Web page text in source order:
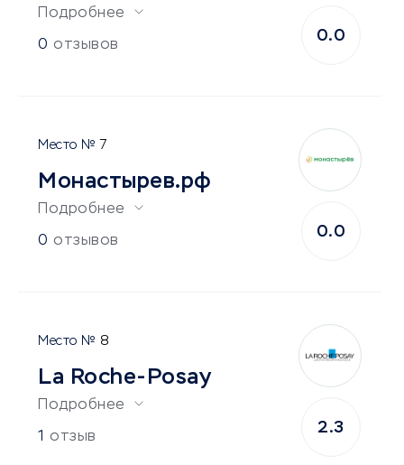
Подробнее
0 отзывов
0.0
7
Монастырев.рф
Подробнее
0 отзывов
0.0
8
La Roche-Posay
Подробнее
1 отзыв
2.3